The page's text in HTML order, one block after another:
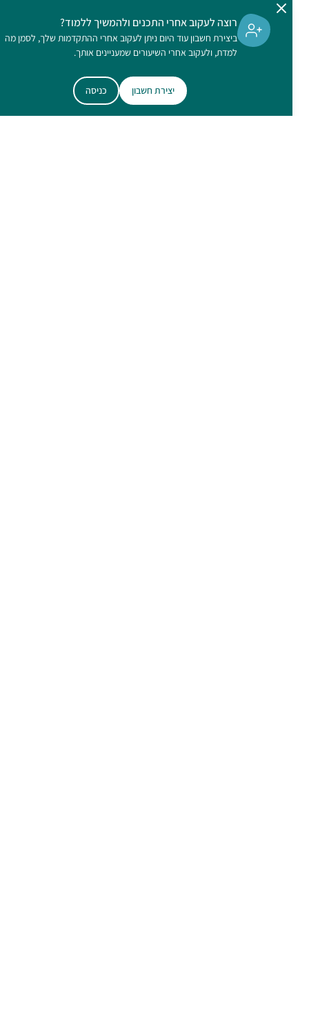
רוצה לעקוב אחרי התכנים ולהמשיך ללמוד?
ביצירת חשבון עוד היום ניתן לעקוב אחרי ההתקדמות שלך, לסמן מה
למדת, ולעקוב אחרי השיעורים שמעניינים אותך.
יצירת חשבון כניסה